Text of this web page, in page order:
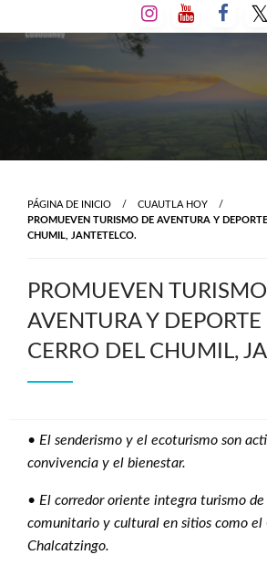
al
PÁGINA DE INICIO
CUAUTLA HOY
PROMUEVEN TURISMO DE AVENTURA Y
CHUMIL, JANTETELCO.
PROMUEVEN
AVENTURA Y DEPORTE
CERRO DEL CHUMIL,
• El senderismo y el ecoturismo son
convivencia y el bienestar.
• El corredor oriente integra turismo de
comunitario y cultural en sitios como el
Chalcatzingo.